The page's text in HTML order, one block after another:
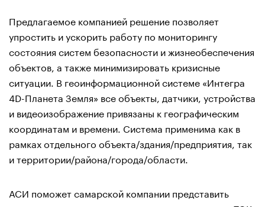
Предлагаемое компанией решение позволяет
упростить и ускорить работу по мониторингу
состояния систем безопасности и жизнеобеспечения
объектов, а также минимизировать кризисные
ситуации. В геоинформационной системе «Интегра
4D-Планета Земля» все объекты, датчики, устройства
и видеоизображение привязаны к географическим
координатам и времени. Система применима как в
рамках отдельного объекта/здания/предприятия, так
и территории/района/города/области.
АСИ поможет самарской компании представить